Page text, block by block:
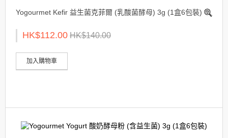
Yogourmet Kefir 益生菌克菲爾 (乳酸菌酵母) 3g (1盒6包裝)
HK$112.00 HK$140.00
加入購物車